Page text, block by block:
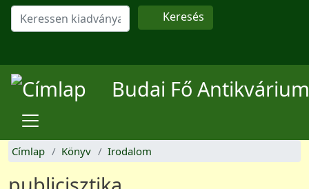
Ugrás a tartalomra
Keresés
Budai Fő Antikvárium
Címlap Könyv Irodalom